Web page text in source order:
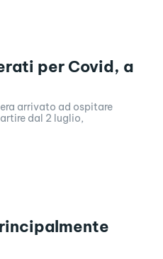
per Covid, a
arrivato ad ospitare
dal 2 luglio,